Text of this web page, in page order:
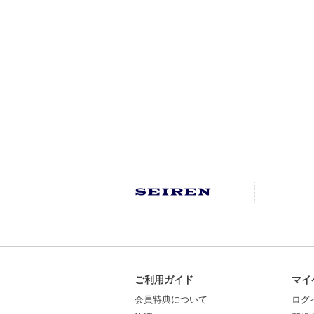
ご利用ガイド
会員特典について
マイ
ログ